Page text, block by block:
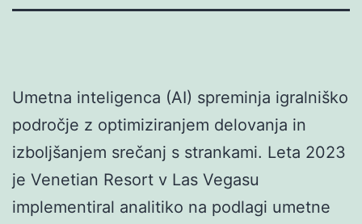
Umetna inteligenca (AI) spreminja igralniško
področje z optimiziranjem delovanja in
izboljšanjem srečanj s strankami. Leta 2023
je Venetian Resort v Las Vegasu
implementiral analitiko na podlagi umetne